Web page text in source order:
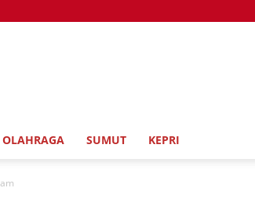
OLAHRAGA SUMUT KEPRI